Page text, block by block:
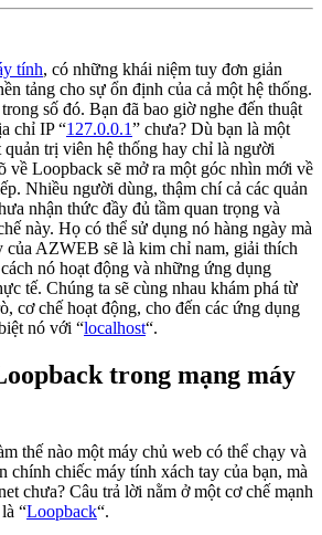
tính, có những khái niệm tuy đơn giản
tảng cho sự ổn định của cả một hệ thống.
số đó. Bạn đã bao giờ nghe đến thuật
chỉ IP “127.0.0.1” chưa? Dù bạn là một
trị viên hệ thống hay chỉ là người
về Loopback sẽ mở ra một góc nhìn mới về
Nhiều người dùng, thậm chí cả các quản
nhận thức đầy đủ tầm quan trọng và
này. Họ có thể sử dụng nó hàng ngày mà
của AZWEB sẽ là kim chỉ nam, giải thích
nó hoạt động và những ứng dụng
tế. Chúng ta sẽ cùng nhau khám phá từ
cơ chế hoạt động, cho đến các ứng dụng
nó với “localhost“.
trong mạng máy
thế nào một máy chủ web có thể chạy và
chính chiếc máy tính xách tay của bạn, mà
chưa? Câu trả lời nằm ở một cơ chế mạnh
“Loopback“.